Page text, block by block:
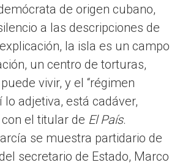
de origen cubano,
a las descripciones de
la isla es un campo
un centro de torturas,
vivir, y el “régimen
lo adjetiva, está cadáver,
el titular de El País.
se muestra partidario de
secretario de Estado, Marco